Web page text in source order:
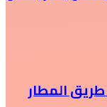
المطار